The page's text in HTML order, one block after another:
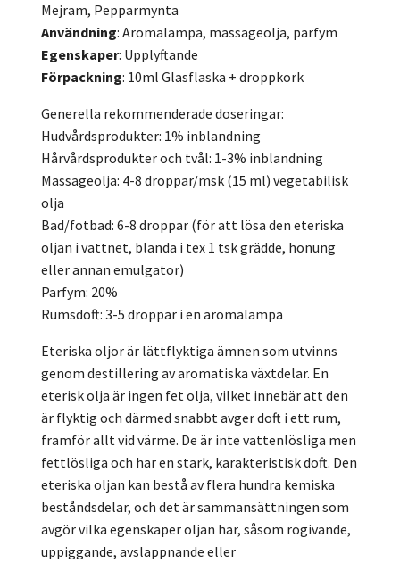
Mejram, Pepparmynta
Användning: Aromalampa, massageolja, parfym
Egenskaper: Upplyftande
Förpackning: 10ml Glasflaska + droppkork
Generella rekommenderade doseringar:
Hudvårdsprodukter: 1% inblandning
Hårvårdsprodukter och tvål: 1-3% inblandning
Massageolja: 4-8 droppar/msk (15 ml) vegetabilisk
olja
Bad/fotbad: 6-8 droppar (för att lösa den eteriska
oljan i vattnet, blanda i tex 1 tsk grädde, honung
eller annan emulgator)
Parfym: 20%
Rumsdoft: 3-5 droppar i en aromalampa
Eteriska oljor är lättflyktiga ämnen som utvinns
genom destillering av aromatiska växtdelar. En
eterisk olja är ingen fet olja, vilket innebär att den
är flyktig och därmed snabbt avger doft i ett rum,
framför allt vid värme. De är inte vattenlösliga men
fettlösliga och har en stark, karakteristisk doft. Den
eteriska oljan kan bestå av flera hundra kemiska
beståndsdelar, och det är sammansättningen som
avgör vilka egenskaper oljan har, såsom rogivande,
uppiggande, avslappnande eller